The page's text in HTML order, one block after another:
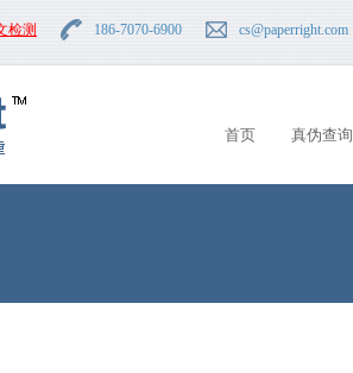
检测 186-7070-6900 cs@paperright.com
首页
真伪查询